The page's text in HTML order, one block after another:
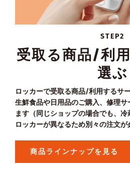
STEP2
受取る商品/利
選ぶ
ロッカーで受取る商品/利用するサ
生鮮食品や日用品のご購入、修理
ます（同じショップの場合でも、
ロッカーが異なるため別々の注文が
商品ラインナップを見る